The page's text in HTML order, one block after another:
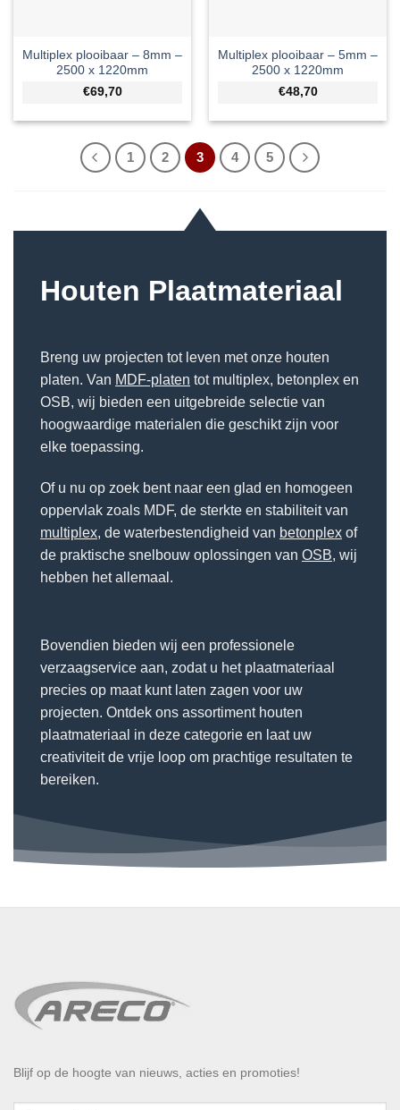
Multiplex plooibaar – 8mm –
2500 x 1220mm
€69,70
Multiplex plooibaar – 5mm –
2500 x 1220mm
€48,70
1 2 3 4 5
Houten Plaatmateriaal
Breng uw projecten tot leven met onze houten
platen. Van MDF-platen tot multiplex, betonplex en
OSB, wij bieden een uitgebreide selectie van
hoogwaardige materialen die geschikt zijn voor
elke toepassing.
Of u nu op zoek bent naar een glad en homogeen
oppervlak zoals MDF, de sterkte en stabiliteit van
multiplex, de waterbestendigheid van betonplex of
de praktische snelbouw oplossingen van OSB, wij
hebben het allemaal.
Bovendien bieden wij een professionele
verzaagservice aan, zodat u het plaatmateriaal
precies op maat kunt laten zagen voor uw
projecten. Ontdek ons assortiment houten
plaatmateriaal in deze categorie en laat uw
creativiteit de vrije loop om prachtige resultaten te
bereiken.
Blijf op de hoogte van nieuws, acties en promoties!